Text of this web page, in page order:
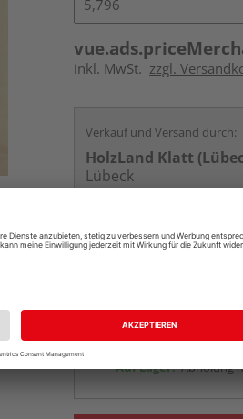
inkl. MwSt. zzgl.
Verkauf und Versand durch:
HolzLand Klatt
Lübeck
Online bestellen
Beim Händler
Auf Lager:Abholung